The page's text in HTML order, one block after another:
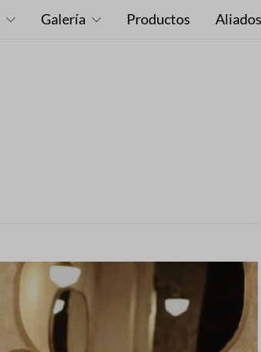
Galería Productos Aliados